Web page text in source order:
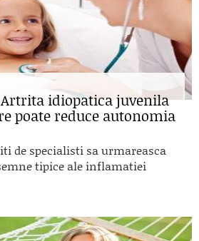
idiopatica juvenila
poate reduce autonomia
de specialisti sa urmareasca
tipice ale inflamatiei